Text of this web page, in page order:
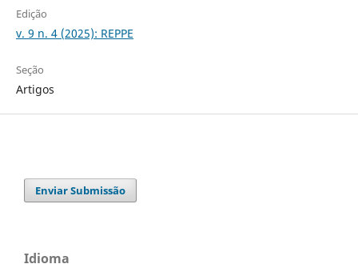
Edição
v. 9 n. 4 (2025): REPPE
Seção
Artigos
Enviar Submissão
Idioma